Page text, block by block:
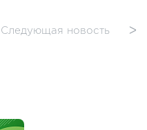
Следующая новость ᐳ